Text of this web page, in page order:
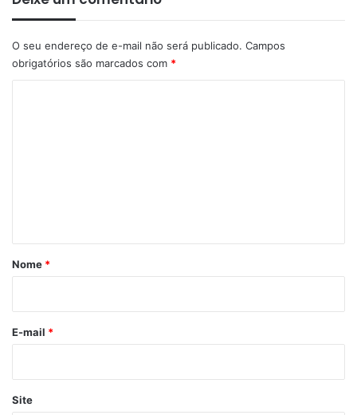
O seu endereço de e-mail não será publicado. Campos
obrigatórios são marcados com *
r
*
Nome *
E-mail *
Site